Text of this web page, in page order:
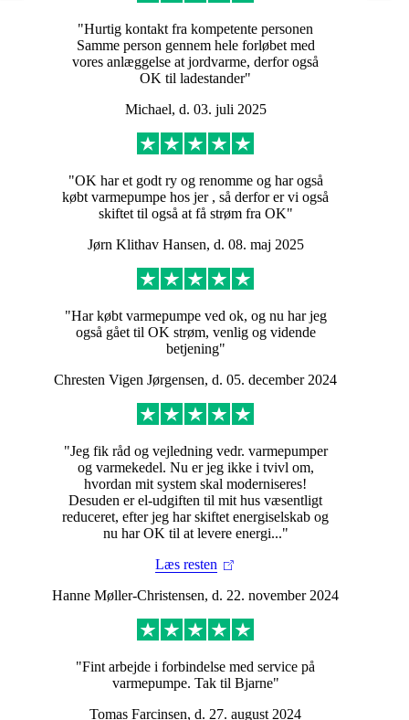
opmærksom på, at der
findes regler for støjen.
Læs mere om støj og
varmepumper
varmepumpe?
Når luft til vand-
varmepumpe skal
placeres, er der flere ting,
man skal overveje.
Varmepumpen består
både af en indedel og
udedel. Hvis du har
besluttet dig for en luft til
vand-varmepumpe, får
du rådgivning hele vejen
af OK. Ellers kan du kan
også læse vores gode råd
"Hurtig kontakt fra kompetente personen
Samme person gennem hele forløbet med
vores anlæggelse at jordvarme, derfor også
OK til ladestander"
Michael, d. 03. juli 2025
"OK har et godt ry og renomme og har også
købt varmepumpe hos jer , så derfor er vi også
skiftet til også at få strøm fra OK"
Jørn Klithav Hansen, d. 08. maj 2025
"Har købt varmepumpe ved ok, og nu har jeg
også gået til OK strøm, venlig og vidende
betjening"
Chresten Vigen Jørgensen, d. 05. december 2024
"Jeg fik råd og vejledning vedr. varmepumper
og varmekedel. Nu er jeg ikke i tvivl om,
hvordan mit system skal moderniseres!
Desuden er el-udgiften til mit hus væsentligt
reduceret, efter jeg har skiftet energiselskab og
nu har OK til at levere energi..."
Læs resten
Hanne Møller-Christensen, d. 22. november 2024
"Fint arbejde i forbindelse med service på
varmepumpe. Tak til Bjarne"
Tomas Farcinsen, d. 27. august 2024